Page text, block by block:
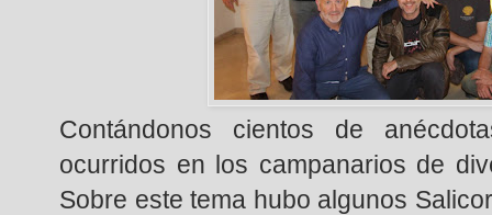
Contándonos cientos de
ocurridos en los campanarios de
Sobre este tema hubo algunos